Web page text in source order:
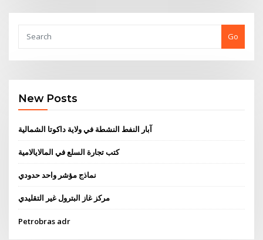
Go
New Posts
آبار النفط النشطة في ولاية داكوتا الشمالية
كتب تجارة السلع في المالايالامية
نماذج مؤشر واحد حدودي
مركز غاز البترول غير التقليدي
Petrobras adr